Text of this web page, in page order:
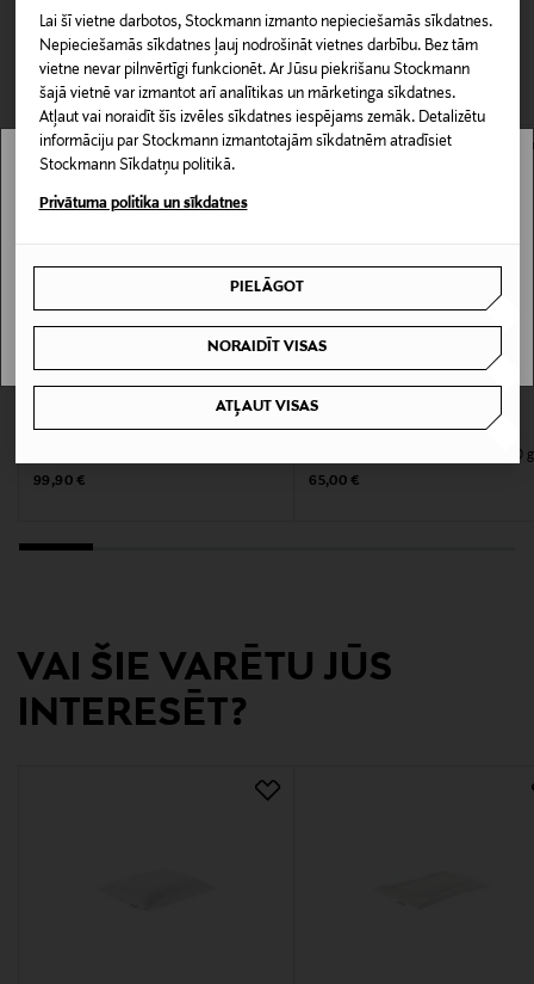
Lai šī vietne darbotos, Stockmann izmanto nepieciešamās sīkdatnes.
Nepieciešamās sīkdatnes ļauj nodrošināt vietnes darbību. Bez tām
vietne nevar pilnvērtīgi funkcionēt. Ar Jūsu piekrišanu Stockmann
šajā vietnē var izmantot arī analītikas un mārketinga sīkdatnes.
Atļaut vai noraidīt šīs izvēles sīkdatnes iespējams zemāk. Detalizētu
informāciju par Stockmann izmantotajām sīkdatnēm atradīsiet
Stockmann Sīkdatņu politikā.
Privātuma politika un sīkdatnes
PIELĀGOT
NORAIDĪT VISAS
ATĻAUT VISAS
Produkta numurs
104458622
Materiāls
Pārvalks ir 100% kokvilna, pildījums ir 90% dūnas un
Mazgājams veļas mašīnā 60 °C temperatūrā
Mazgāšanas temperatūra
60 °C
Informācija par izmēru
Izmērs
30 x 40 cm/70 g
0,00 €
Piegāde uz saņemšanas punktu
0,00 € – 4,90 €
CITI KLIENTI SKATĪJĀS ARĪ
FAMILON
Original Price
99,90 €
JOUTSEN
Ceļojuma spilvens, 30 x 40 cm/100 g
Original Price
65,00 €
VAI ŠIE VARĒTU JŪS
INTERESĒT?
Stockmann nav pieejams tavā valstī.
I UNDERSTAND